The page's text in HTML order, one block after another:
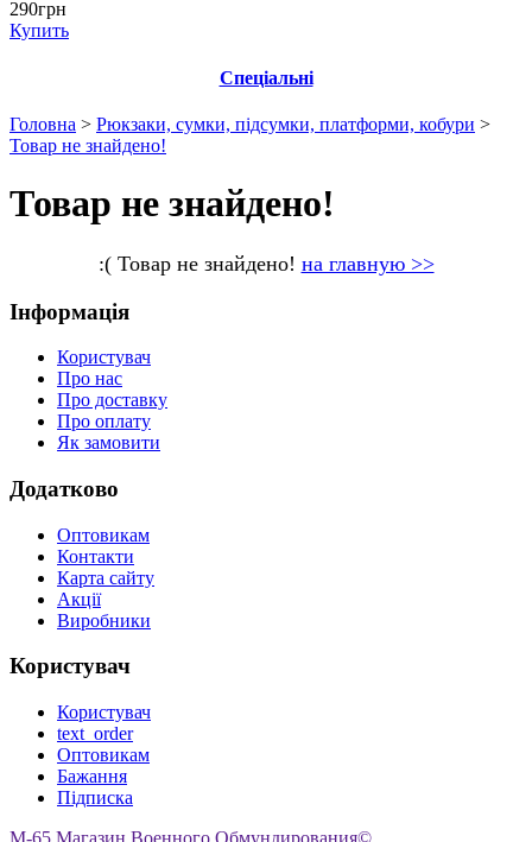
290грн
Купить
Спеціальні
Головна > Рюкзаки, сумки, підсумки, платформи, кобури >
Товар не знайдено!
Товар не знайдено!
:( Товар не знайдено! на главную >>
Інформація
Користувач
Про нас
Про доставку
Про оплату
Як замовити
Додатково
Оптовикам
Контакти
Карта сайту
Акції
Виробники
Користувач
Користувач
text_order
Оптовикам
Бажання
Підписка